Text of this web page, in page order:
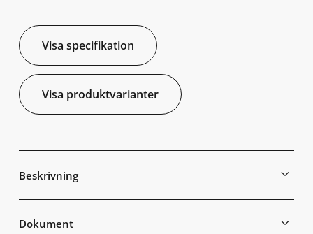
Visa specifikation
Visa produktvarianter
Beskrivning
Dokument